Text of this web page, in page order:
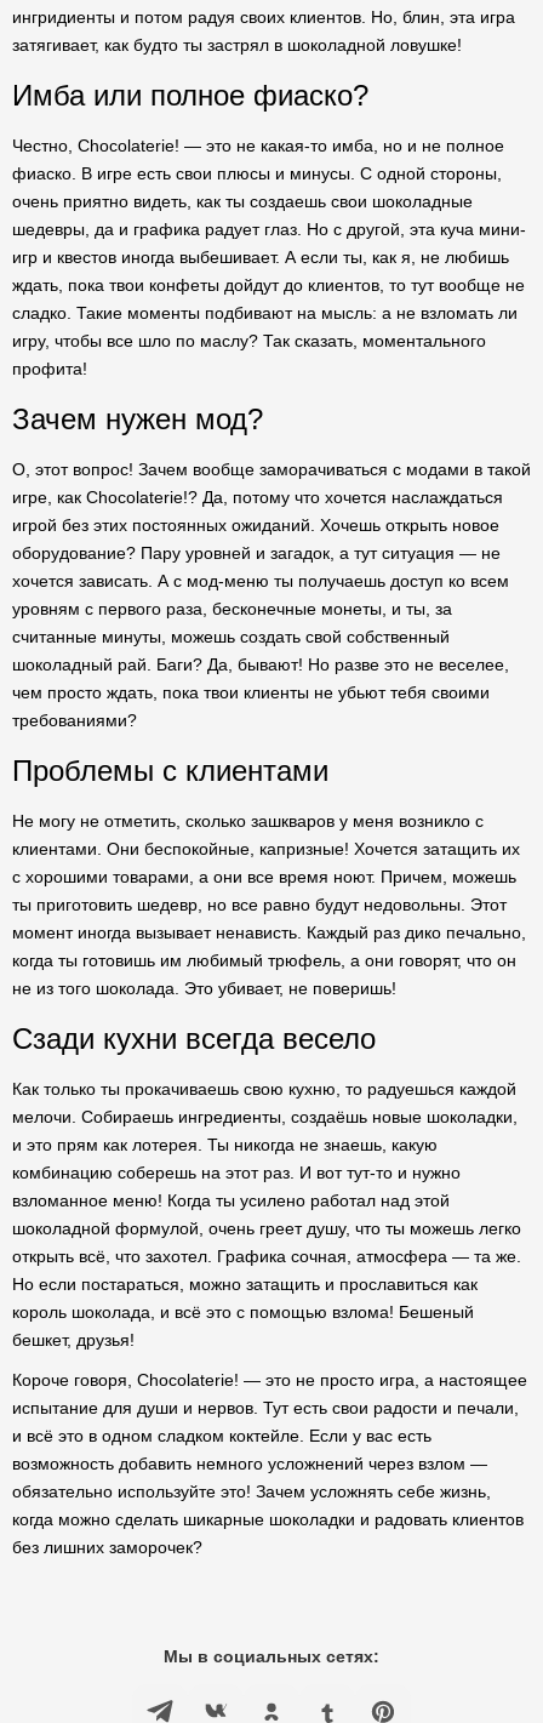
ингридиенты и потом радуя своих клиентов. Но, блин, эта игра
затягивает, как будто ты застрял в шоколадной ловушке!
Имба или полное фиаско?
Честно, Chocolaterie! — это не какая-то имба, но и не полное
фиаско. В игре есть свои плюсы и минусы. С одной стороны,
очень приятно видеть, как ты создаешь свои шоколадные
шедевры, да и графика радует глаз. Но с другой, эта куча мини-
игр и квестов иногда выбешивает. А если ты, как я, не любишь
ждать, пока твои конфеты дойдут до клиентов, то тут вообще не
сладко. Такие моменты подбивают на мысль: а не взломать ли
игру, чтобы все шло по маслу? Так сказать, моментального
профита!
Зачем нужен мод?
О, этот вопрос! Зачем вообще заморачиваться с модами в такой
игре, как Chocolaterie!? Да, потому что хочется наслаждаться
игрой без этих постоянных ожиданий. Хочешь открыть новое
оборудование? Пару уровней и загадок, а тут ситуация — не
хочется зависать. А с мод-меню ты получаешь доступ ко всем
уровням с первого раза, бесконечные монеты, и ты, за
считанные минуты, можешь создать свой собственный
шоколадный рай. Баги? Да, бывают! Но разве это не веселее,
чем просто ждать, пока твои клиенты не убьют тебя своими
требованиями?
Проблемы с клиентами
Не могу не отметить, сколько зашкваров у меня возникло с
клиентами. Они беспокойные, капризные! Хочется затащить их
с хорошими товарами, а они все время ноют. Причем, можешь
ты приготовить шедевр, но все равно будут недовольны. Этот
момент иногда вызывает ненависть. Каждый раз дико печально,
когда ты готовишь им любимый трюфель, а они говорят, что он
не из того шоколада. Это убивает, не поверишь!
Сзади кухни всегда весело
Как только ты прокачиваешь свою кухню, то радуешься каждой
мелочи. Собираешь ингредиенты, создаёшь новые шоколадки,
и это прям как лотерея. Ты никогда не знаешь, какую
комбинацию соберешь на этот раз. И вот тут-то и нужно
взломанное меню! Когда ты усилено работал над этой
шоколадной формулой, очень греет душу, что ты можешь легко
открыть всё, что захотел. Графика сочная, атмосфера — та же.
Но если постараться, можно затащить и прославиться как
король шоколада, и всё это с помощью взлома! Бешеный
бешкет, друзья!
Короче говоря, Chocolaterie! — это не просто игра, а настоящее
испытание для души и нервов. Тут есть свои радости и печали,
и всё это в одном сладком коктейле. Если у вас есть
возможность добавить немного усложнений через взлом —
обязательно используйте это! Зачем усложнять себе жизнь,
когда можно сделать шикарные шоколадки и радовать клиентов
без лишних заморочек?
Мы в социальных сетях: